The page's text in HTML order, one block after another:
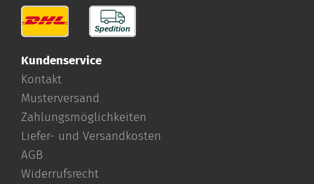
Kundenservice
Kontakt
Musterversand
Zahlungsmöglichkeiten
Liefer- und Versandkosten
AGB
Widerrufsrecht